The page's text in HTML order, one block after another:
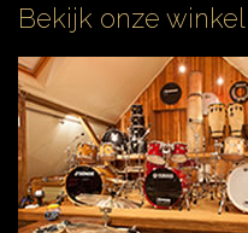
Bekijk onze winkel